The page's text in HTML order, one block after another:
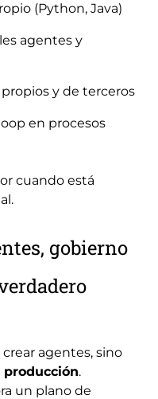
(Python, Java)
agentes y
y de terceros
en procesos
cuando está
gobierno
agentes, sino
producción.
un plano de